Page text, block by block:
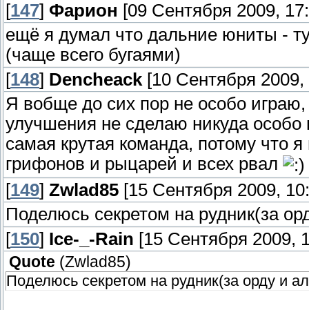
[147] Фарион [09 Сентября 2009,
ещё я думал что дальние юниты -
(чаще всего бугаями)
[148] Dencheack [10 Сентября
Я вобще до сих пор не особо
улучшения не сделаю никуда
самая крутая команда, потому что
грифонов и рыцарей и всех рвал
[149] Zwlad85 [15 Сентября 2009,
Поделюсь секретом на рудник(за
[150] Ice-_-Rain [15 Сентября 2009,
Quote (Zwlad85)
Поделюсь секретом на рудник(за орду и